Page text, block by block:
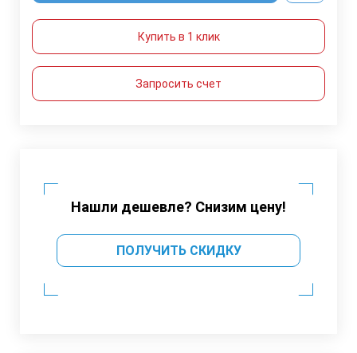
Купить в 1 клик
Запросить счет
Нашли дешевле? Снизим цену!
ПОЛУЧИТЬ СКИДКУ